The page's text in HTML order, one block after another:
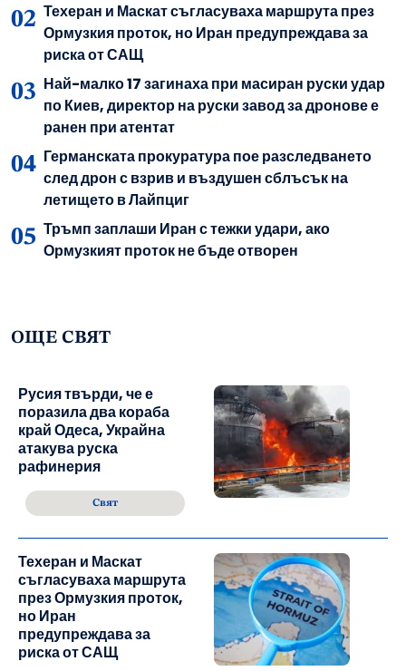
Техеран и Маскат съгласуваха маршрута през
Ормузкия проток, но Иран предупреждава за
риска от САЩ
Най-малко 17 загинаха при масиран руски удар
по Киев, директор на руски завод за дронове е
ранен при атентат
Германската прокуратура пое разследването
след дрон с взрив и въздушен сблъсък на
летището в Лайпциг
Тръмп заплаши Иран с тежки удари, ако
Ормузкият проток не бъде отворен
ОЩЕ СВЯТ
Русия твърди, че е
поразила два кораба
край Одеса, Украйна
атакува руска
рафинерия
Свят
Техеран и Маскат
съгласуваха маршрута
през Ормузкия проток,
но Иран
предупреждава за
риска от САЩ